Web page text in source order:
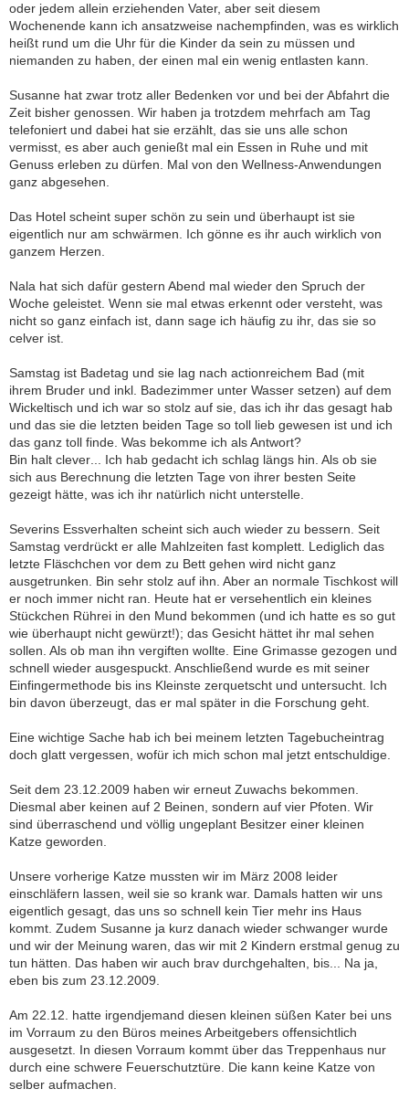
oder jedem allein erziehenden Vater, aber seit diesem
Wochenende kann ich ansatzweise nachempfinden, was es wirklich
heißt rund um die Uhr für die Kinder da sein zu müssen und
niemanden zu haben, der einen mal ein wenig entlasten kann.
Susanne hat zwar trotz aller Bedenken vor und bei der Abfahrt die
Zeit bisher genossen. Wir haben ja trotzdem mehrfach am Tag
telefoniert und dabei hat sie erzählt, das sie uns alle schon
vermisst, es aber auch genießt mal ein Essen in Ruhe und mit
Genuss erleben zu dürfen. Mal von den Wellness-Anwendungen
ganz abgesehen.
Das Hotel scheint super schön zu sein und überhaupt ist sie
eigentlich nur am schwärmen. Ich gönne es ihr auch wirklich von
ganzem Herzen.
Nala hat sich dafür gestern Abend mal wieder den Spruch der
Woche geleistet. Wenn sie mal etwas erkennt oder versteht, was
nicht so ganz einfach ist, dann sage ich häufig zu ihr, das sie so
celver ist.
Samstag ist Badetag und sie lag nach actionreichem Bad (mit
ihrem Bruder und inkl. Badezimmer unter Wasser setzen) auf dem
Wickeltisch und ich war so stolz auf sie, das ich ihr das gesagt hab
und das sie die letzten beiden Tage so toll lieb gewesen ist und ich
das ganz toll finde. Was bekomme ich als Antwort?
Bin halt clever... Ich hab gedacht ich schlag längs hin. Als ob sie
sich aus Berechnung die letzten Tage von ihrer besten Seite
gezeigt hätte, was ich ihr natürlich nicht unterstelle.
Severins Essverhalten scheint sich auch wieder zu bessern. Seit
Samstag verdrückt er alle Mahlzeiten fast komplett. Lediglich das
letzte Fläschchen vor dem zu Bett gehen wird nicht ganz
ausgetrunken. Bin sehr stolz auf ihn. Aber an normale Tischkost will
er noch immer nicht ran. Heute hat er versehentlich ein kleines
Stückchen Rührei in den Mund bekommen (und ich hatte es so gut
wie überhaupt nicht gewürzt!); das Gesicht hättet ihr mal sehen
sollen. Als ob man ihn vergiften wollte. Eine Grimasse gezogen und
schnell wieder ausgespuckt. Anschließend wurde es mit seiner
Einfingermethode bis ins Kleinste zerquetscht und untersucht. Ich
bin davon überzeugt, das er mal später in die Forschung geht.
Eine wichtige Sache hab ich bei meinem letzten Tagebucheintrag
doch glatt vergessen, wofür ich mich schon mal jetzt entschuldige.
Seit dem 23.12.2009 haben wir erneut Zuwachs bekommen.
Diesmal aber keinen auf 2 Beinen, sondern auf vier Pfoten. Wir
sind überraschend und völlig ungeplant Besitzer einer kleinen
Katze geworden.
Unsere vorherige Katze mussten wir im März 2008 leider
einschläfern lassen, weil sie so krank war. Damals hatten wir uns
eigentlich gesagt, das uns so schnell kein Tier mehr ins Haus
kommt. Zudem Susanne ja kurz danach wieder schwanger wurde
und wir der Meinung waren, das wir mit 2 Kindern erstmal genug zu
tun hätten. Das haben wir auch brav durchgehalten, bis... Na ja,
eben bis zum 23.12.2009.
Am 22.12. hatte irgendjemand diesen kleinen süßen Kater bei uns
im Vorraum zu den Büros meines Arbeitgebers offensichtlich
ausgesetzt. In diesen Vorraum kommt über das Treppenhaus nur
durch eine schwere Feuerschutztüre. Die kann keine Katze von
selber aufmachen.